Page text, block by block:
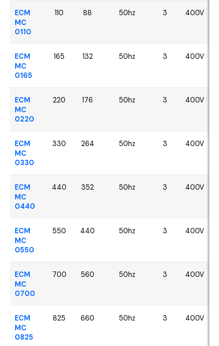
ECM
MC
0110
110 88 50hz 3 400V
ECM
MC
0165
165 132 50hz 3 400V
ECM
MC
0220
220 176 50hz 3 400V
ECM
MC
0330
330 264 50hz 3 400V
ECM
MC
0440
440 352 50hz 3 400V
ECM
MC
0550
550 440 50hz 3 400V
ECM
MC
0700
700 560 50hz 3 400V
ECM
MC
0825
825 660 50hz 3 400V